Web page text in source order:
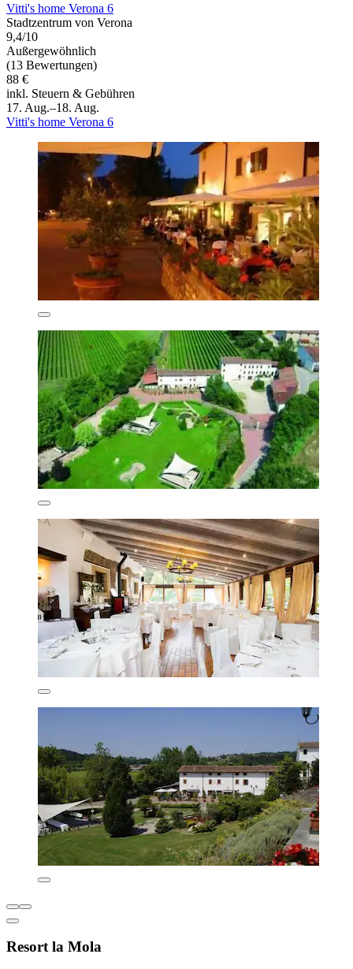
Vitti's home Verona 6
Stadtzentrum von Verona
9,4/10
Außergewöhnlich
(13 Bewertungen)
88 €
inkl. Steuern & Gebühren
17. Aug.–18. Aug.
Vitti's home Verona 6
Resort la Mola